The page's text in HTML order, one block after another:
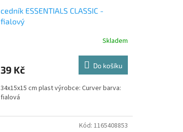
cedník ESSENTIALS CLASSIC -
fialový
Skladem
39 Kč Do košíku
34x15x15 cm plast výrobce: Curver barva:
fialová
Kód: 1165408853